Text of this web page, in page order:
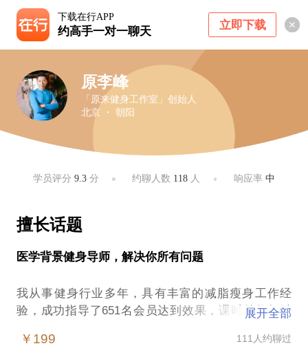
下载在行APP
约高手一对一聊天 立即下载
原李峰
「原来健身工作室」创始人
北京 ・ 朝阳
学员评分9.3 分 约聊人数 118 人 响应率 中
擅长话题
医学背景健身导师，解决你所有问题
我从事健身行业多年，具有丰富的减脂瘦身工作经
验，成功指导了651名会员达到效果，课时总数超过
特别是近两年，需要运动康复的会员越来越多。比
展开全部
￥199 111人约聊过